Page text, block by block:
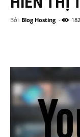
Bởi Blog Hosting -